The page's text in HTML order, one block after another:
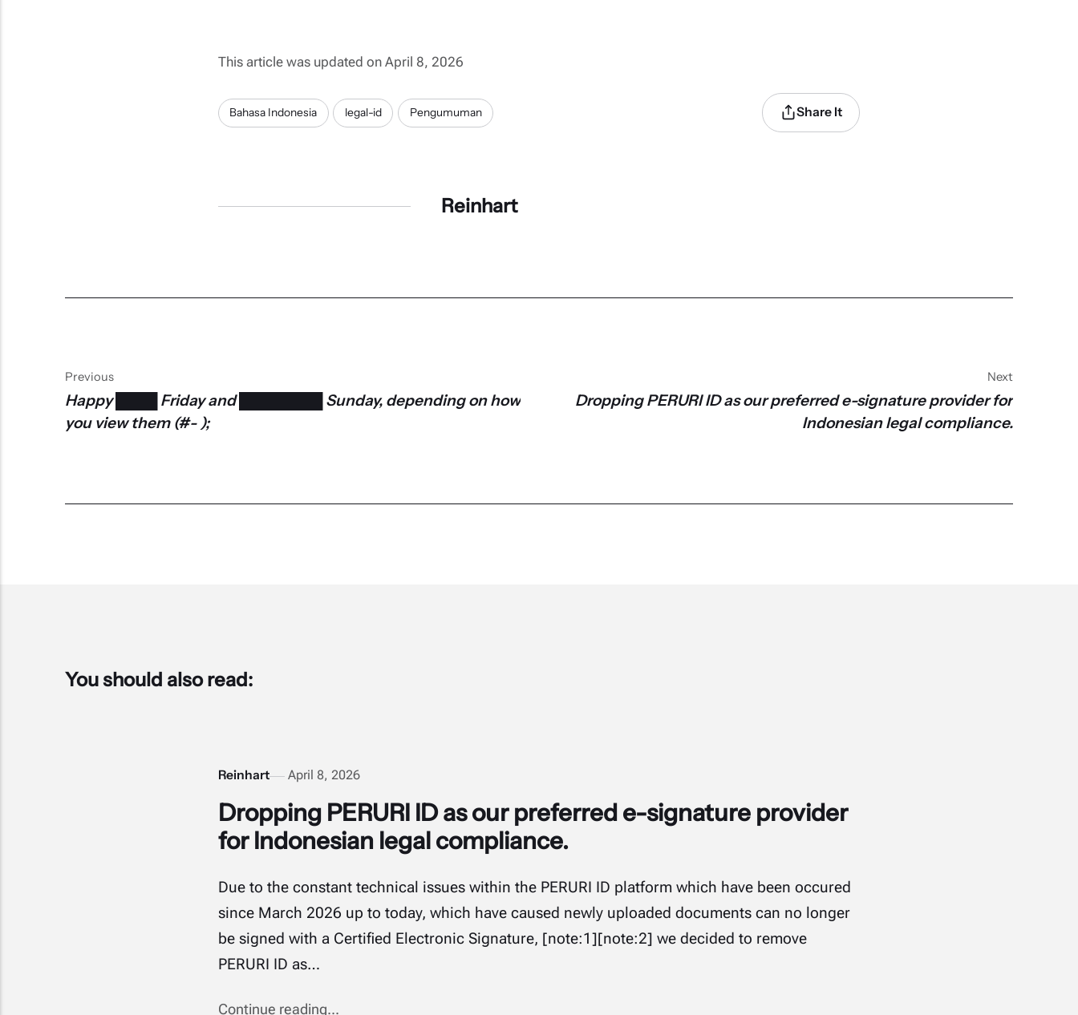
This article was updated on April 8, 2026
Bahasa Indonesia legal-id Pengumuman Share It
Reinhart
Previous
Happy ████ Friday and ████████ Sunday, depending on how
you view them (#- );
Next
Dropping PERURI ID as our preferred e-signature provider for
Indonesian legal compliance.
You should also read:
Reinhart April 8, 2026
Dropping PERURI ID as our preferred e-signature provider
for Indonesian legal compliance.
Due to the constant technical issues within the PERURI ID platform which have been occured
since March 2026 up to today, which have caused newly uploaded documents can no longer
be signed with a Certified Electronic Signature, [note:1][note:2] we decided to remove
PERURI ID as…
Continue reading...